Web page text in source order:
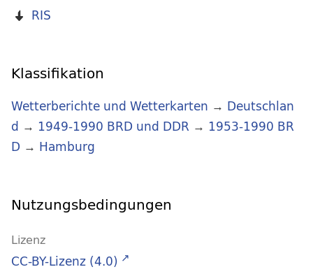
RIS
Klassifikation
Wetterberichte und Wetterkarten → Deutschlan
d → 1949-1990 BRD und DDR → 1953-1990 BR
D → Hamburg
Nutzungsbedingungen
Lizenz
CC-BY-Lizenz (4.0)